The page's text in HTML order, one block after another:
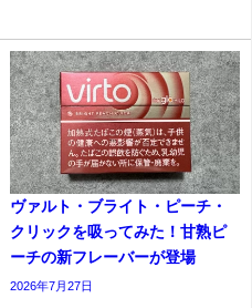
ヴァルト・ブライト・ピーチ・
クリックを吸ってみた！甘熟ピ
ーチの新フレーバーが登場
2026年7月27日